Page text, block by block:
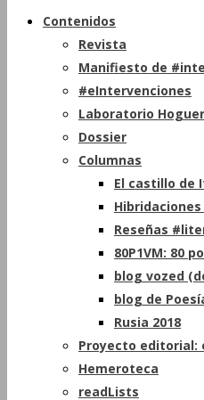
Contenidos
Revista
Manifiesto de
#eIntervenciones
Laboratorio
Dossier
Columnas
El castillo de
Reseñas
80P1VM: 80
blog vozed
blog de
Rusia 2018
Proyecto editorial:
Hemeroteca
readLists